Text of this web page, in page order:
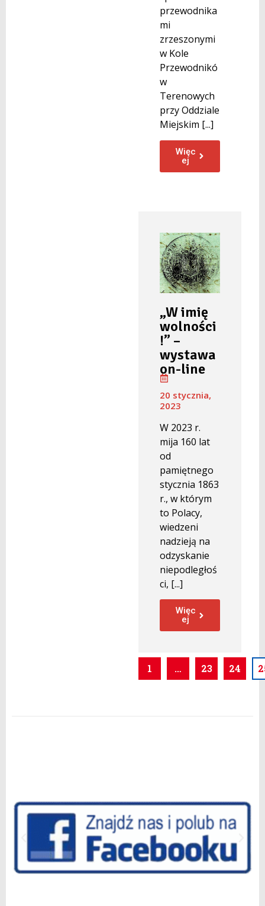
przewodnika
mi
zrzeszonymi
w Kole
Przewodnikó
w
Terenowych
przy Oddziale
Miejskim [...]
Więc
ej
„W imię
wolności
!” –
wystawa
on-line
20 stycznia,
2023
W 2023 r.
mija 160 lat
od
pamiętnego
stycznia 1863
r., w którym
to Polacy,
wiedzeni
nadzieją na
odzyskanie
niepodległoś
ci, [...]
Więc
ej
1 … 23 24